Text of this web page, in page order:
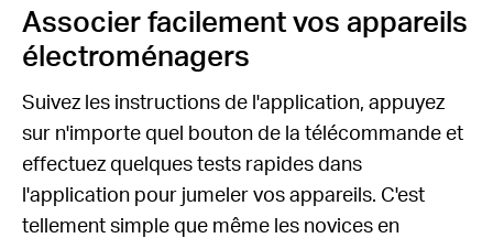
Associer facilement vos appareils
électroménagers
Suivez les instructions de l'application, appuyez
sur n'importe quel bouton de la télécommande et
effectuez quelques tests rapides dans
l'application pour jumeler vos appareils. C'est
tellement simple que même les novices en